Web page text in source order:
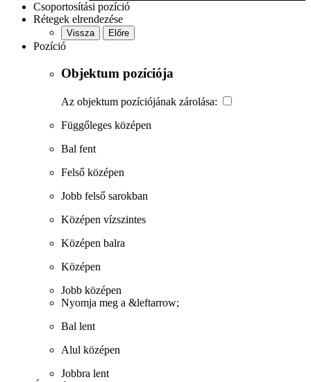
Csoportosítási pozíció
Rétegek elrendezése
Vissza Előre
Pozíció
Objektum pozíciója
Az objektum pozíciójának zárolása:
Függőleges középen
Bal fent
Felső középen
Jobb felső sarokban
Középen vízszintes
Középen balra
Középen
Jobb középen
Nyomja meg a &leftarrow;
Bal lent
Alul középen
Jobbra lent